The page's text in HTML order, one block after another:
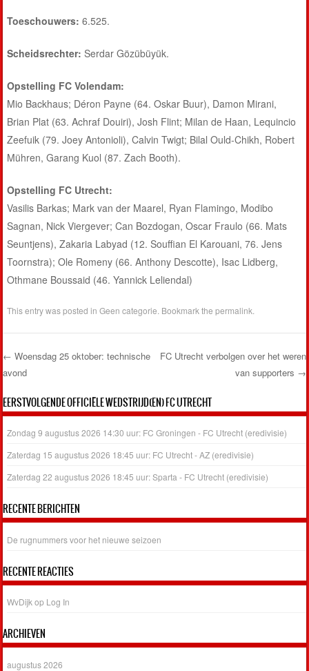
Toeschouwers: 6.525.
Scheidsrechter: Serdar Gözübüyük.
Opstelling FC Volendam:
Mio Backhaus; Déron Payne (64. Oskar Buur), Damon Mirani,
Brian Plat (63. Achraf Douiri), Josh Flint; Milan de Haan, Lequincio
Zeefuik (79. Joey Antonioli), Calvin Twigt; Bilal Ould-Chikh, Robert
Mühren, Garang Kuol (87. Zach Booth).
Opstelling FC Utrecht:
Vasilis Barkas; Mark van der Maarel, Ryan Flamingo, Modibo
Sagnan, Nick Viergever; Can Bozdogan, Oscar Fraulo (66. Mats
Seuntjens), Zakaria Labyad (12. Souffian El Karouani, 76. Jens
Toornstra); Ole Romeny (66. Anthony Descotte), Isac Lidberg,
Othmane Boussaid (46. Yannick Leliendal)
This entry was posted inGeen categorie . Bookmark thepermalink
Post navigation
← Woensdag 25 oktober: technische
avond
FC Utrecht verbolgen over het weren
van supporters →
EERSTVOLGENDE OFFICIËLE WEDSTRIJD(EN) FC UTRECHT
Zondag 9 augustus 2026 14:30 uur: FC Groningen - FC Utrecht (eredivisie)
Zaterdag 15 augustus 2026 18:45 uur: FC Utrecht - AZ (eredivisie)
Zaterdag 22 augustus 2026 18:45 uur: Sparta - FC Utrecht (eredivisie)
RECENTE BERICHTEN
De rugnummers voor het nieuwe seizoen
RECENTE REACTIES
WvDijk op Log In
ARCHIEVEN
augustus 2026